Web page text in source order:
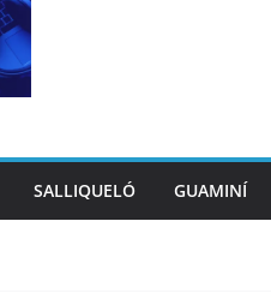
SALLIQUELÓ GUAMINÍ